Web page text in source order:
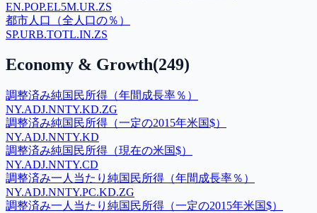
EN.POP.EL5M.UR.ZS
都市人口（全人口の％）
SP.URB.TOTL.IN.ZS
Economy & Growth(249)
調整済み純国民所得（年間成長率％）
NY.ADJ.NNTY.KD.ZG
調整済み純国民所得（一定の2015年米国$）
NY.ADJ.NNTY.KD
調整済み純国民所得（現在の米国$）
NY.ADJ.NNTY.CD
調整済み一人当たり純国民所得（年間成長率％）
NY.ADJ.NNTY.PC.KD.ZG
調整済み一人当たり純国民所得（一定の2015年米国$）